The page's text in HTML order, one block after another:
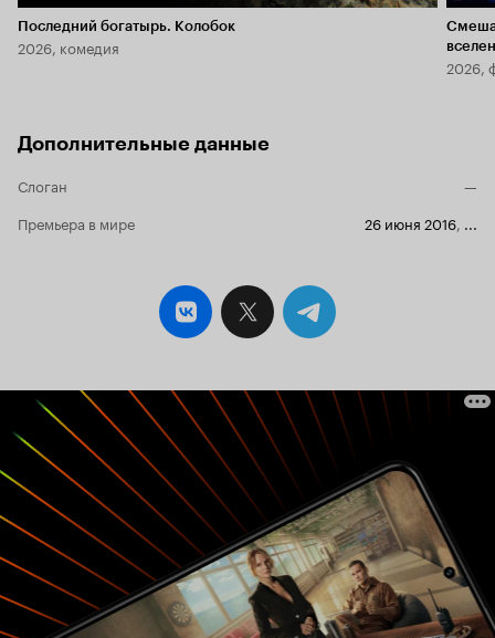
Последний богатырь. Колобок
2026, комедия
2026,
Дополнительные данные
Слоган
—
Премьера в мире
26 июня 2016, ...